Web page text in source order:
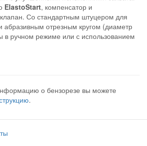
ElastoStart, компенсатор и
Со стандартным штуцером для
абразивным отрезным кругом (диаметр
ручном режиме или с использованием
о бензорезе вы можете
.